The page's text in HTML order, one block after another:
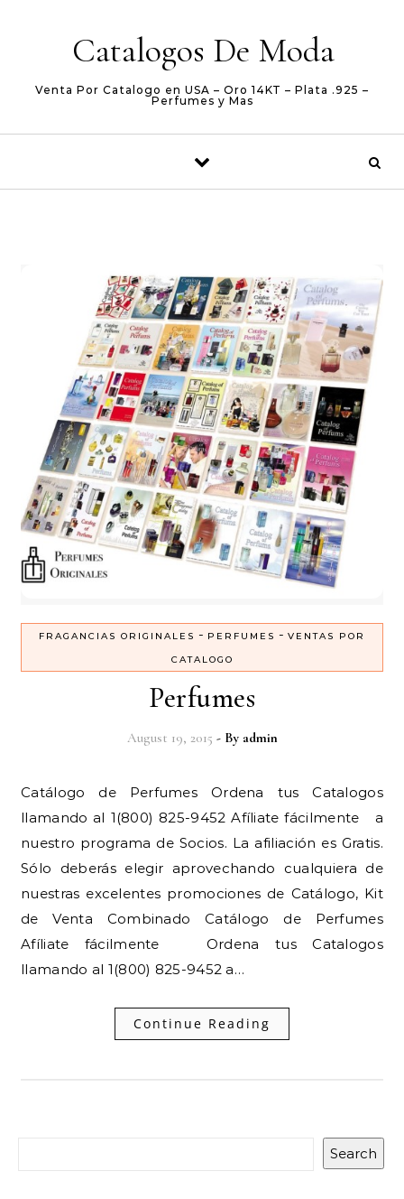
Catalogos De Moda
Venta Por Catalogo en USA – Oro 14KT – Plata .925 –
Perfumes y Mas
FRAGANCIAS ORIGINALES - PERFUMES - VENTAS POR
CATALOGO
Perfumes
August 19, 2015 - By admin
Catálogo de Perfumes Ordena tus Catalogos
llamando al 1(800) 825-9452 Afíliate fácilmente a
nuestro programa de Socios. La afiliación es Gratis.
Sólo deberás elegir aprovechando cualquiera de
nuestras excelentes promociones de Catálogo, Kit
de Venta Combinado Catálogo de Perfumes
Afíliate fácilmente Ordena tus Catalogos
llamando al 1(800) 825-9452 a…
Continue Reading
Search